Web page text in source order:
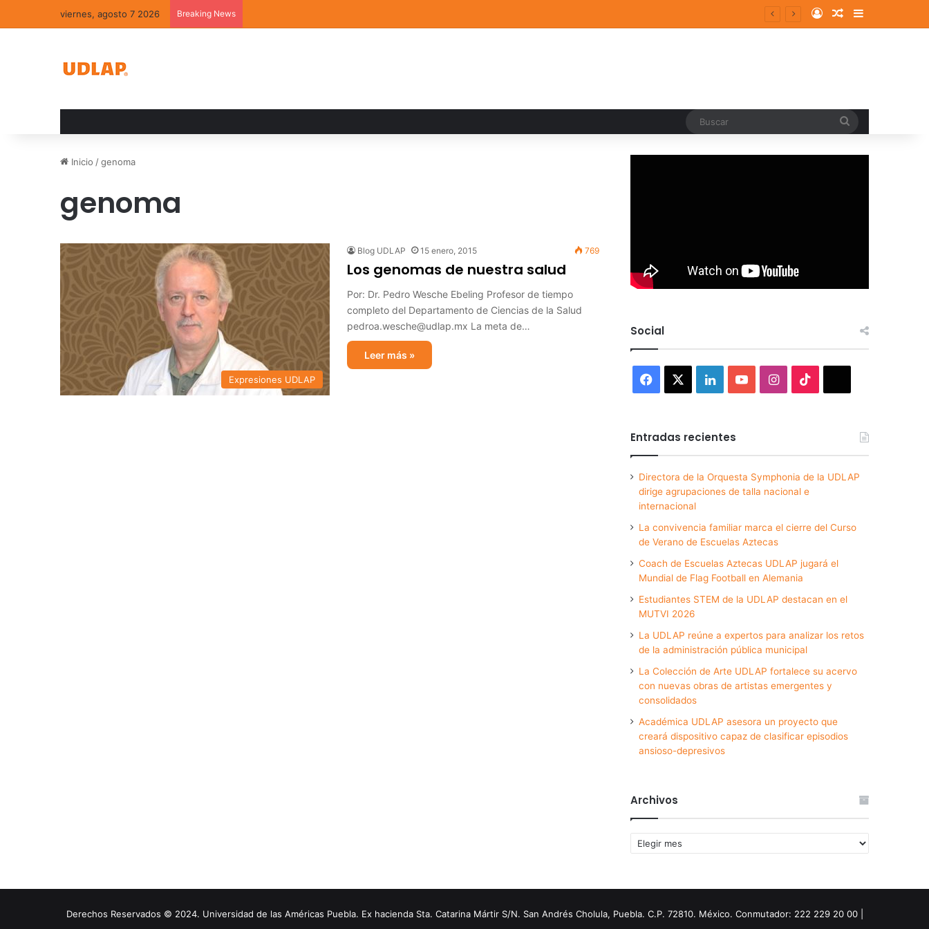
viernes, agosto 7 2026 Breaking News Log InRandom Article
Sidebar
Inicio /genoma
genoma
Expresiones UDLAP
Blog UDLAP 15 enero, 2015 769
Los genomas de nuestra salud
Por: Dr. Pedro Wesche Ebeling Profesor de tiempo
completo del Departamento de Ciencias de la Salud
pedroa.wesche@udlap.mx La meta de…
Leer más »
Social
Facebook LinkedInYouTubeInstagram
Entradas recientes
Directora de la Orquesta Symphonia de la UDLAP
dirige agrupaciones de talla nacional e
internacional
La convivencia familiar marca el cierre del Curso
de Verano de Escuelas Aztecas
Coach de Escuelas Aztecas UDLAP jugará el
Mundial de Flag Football en Alemania
Estudiantes STEM de la UDLAP destacan en el
MUTVI 2026
La UDLAP reúne a expertos para analizar los retos
de la administración pública municipal
La Colección de Arte UDLAP fortalece su acervo
con nuevas obras de artistas emergentes y
consolidados
Académica UDLAP asesora un proyecto que
creará dispositivo capaz de clasificar episodios
ansioso-depresivos
Archivos
Archivos
Derechos Reservados © 2024. Universidad de las Américas Puebla. Ex hacienda Sta. Catarina Mártir S/N. San Andrés Cholula, Puebla. C.P. 72810. México. Conmutador: 222 229 20 00 |